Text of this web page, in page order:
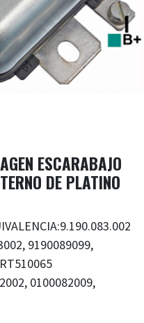
ESCARABAJO
DE PLATINO
9190089099,
0100082009,